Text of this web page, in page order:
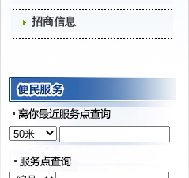
招商信息